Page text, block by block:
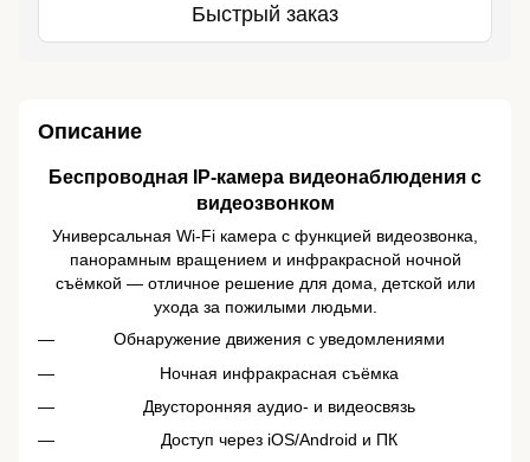
Быстрый заказ
Описание
Беспроводная IP-камера видеонаблюдения с
видеозвонком
Универсальная Wi-Fi камера с функцией видеозвонка,
панорамным вращением и инфракрасной ночной
съёмкой — отличное решение для дома, детской или
ухода за пожилыми людьми.
Обнаружение движения с уведомлениями
Ночная инфракрасная съёмка
Двусторонняя аудио- и видеосвязь
Доступ через iOS/Android и ПК